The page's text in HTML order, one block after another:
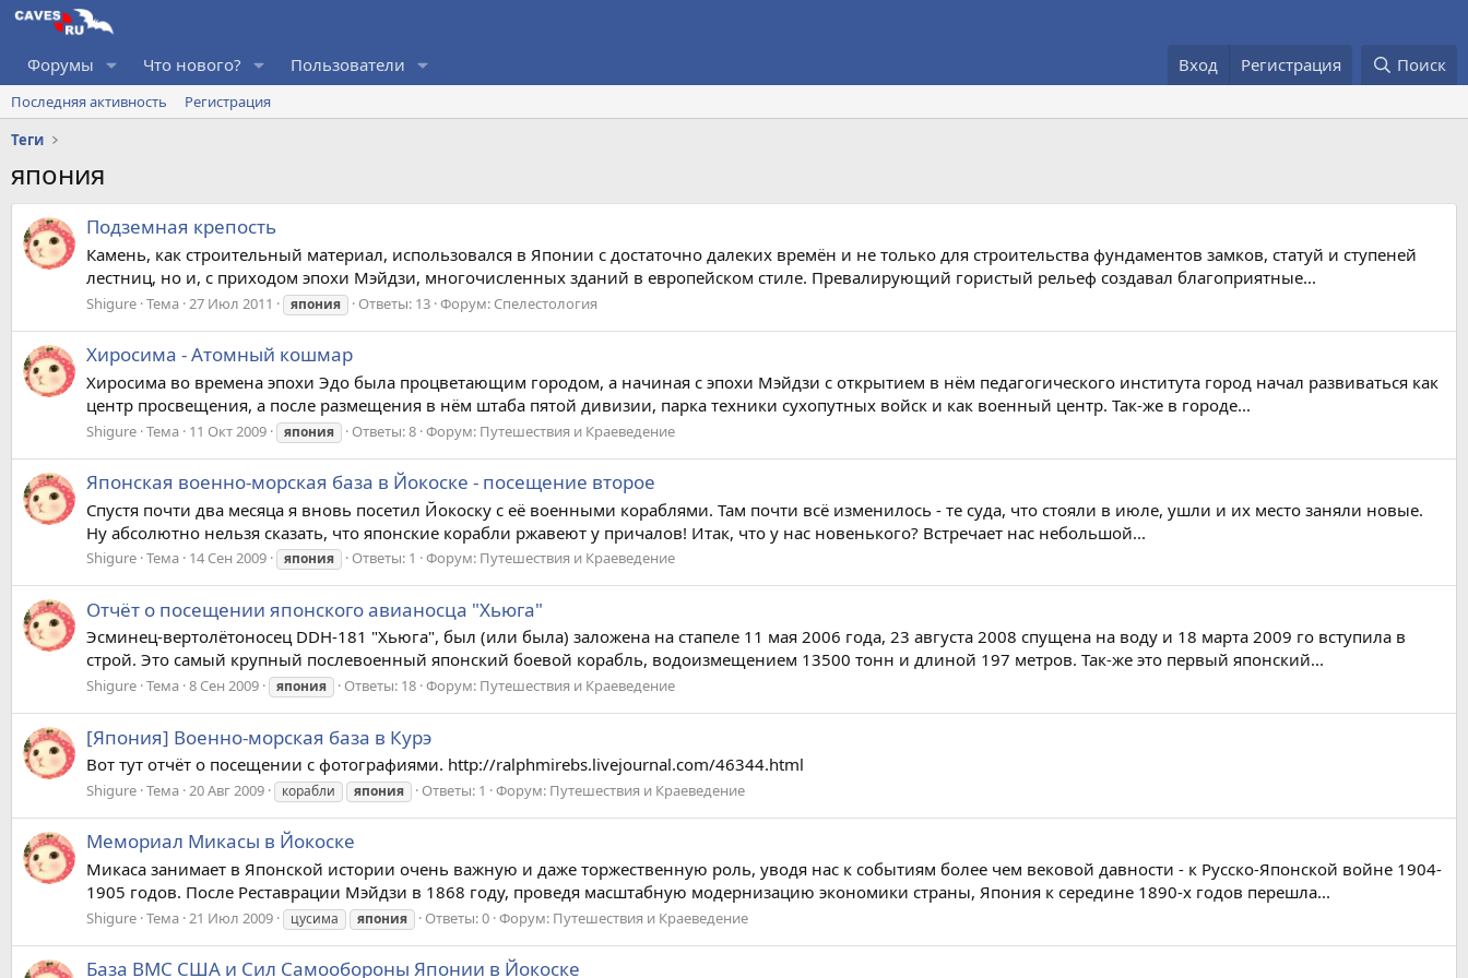
Форумы Что нового? Пользователи Вход Регистрация Поиск
Последняя активность
Регистрация
Теги
япония
Подземная крепость
Камень, как строительный материал, использовался в Японии с достаточно далеких времён и не только для строительства фундаментов замков, статуй и ступеней
лестниц, но и, с приходом эпохи Мэйдзи, многочисленных зданий в европейском стиле. Превалирующий гористый рельеф создавал благоприятные...
Shigure Тема 27 Июл 2011 япония Ответы: 13 Форум: Спелестология
Хиросима - Атомный кошмар
Хиросима во времена эпохи Эдо была процветающим городом, а начиная с эпохи Мэйдзи с открытием в нём педагогического института город начал развиваться как
центр просвещения, а после размещения в нём штаба пятой дивизии, парка техники сухопутных войск и как военный центр. Так-же в городе...
Shigure Тема 11 Окт 2009 япония Ответы: 8 Форум: Путешествия и Краеведение
Японская военно-морская база в Йокоске - посещение второе
Спустя почти два месяца я вновь посетил Йокоску с её военными кораблями. Там почти всё изменилось - те суда, что стояли в июле, ушли и их место заняли новые.
Ну абсолютно нельзя сказать, что японские корабли ржавеют у причалов! Итак, что у нас новенького? Встречает нас небольшой...
Shigure Тема 14 Сен 2009 япония Ответы: 1 Форум: Путешествия и Краеведение
Отчёт о посещении японского авианосца "Хьюга"
Эсминец-вертолётоносец DDH-181 "Хьюга", был (или была) заложена на стапеле 11 мая 2006 года, 23 августа 2008 спущена на воду и 18 марта 2009 го вступила в
строй. Это самый крупный послевоенный японский боевой корабль, водоизмещением 13500 тонн и длиной 197 метров. Так-же это первый японский...
Shigure Тема 8 Сен 2009 япония Ответы: 18 Форум: Путешествия и Краеведение
[Япония] Военно-морская база в Курэ
Вот тут отчёт о посещении с фотографиями. http://ralphmirebs.livejournal.com/46344.html
Shigure Тема 20 Авг 2009 корабли япония Ответы: 1 Форум: Путешествия и Краеведение
Мемориал Микасы в Йокоске
Микаса занимает в Японской истории очень важную и даже торжественную роль, уводя нас к событиям более чем вековой давности - к Русско-Японской войне 1904-
1905 годов. После Реставрации Мэйдзи в 1868 году, проведя масштабную модернизацию экономики страны, Япония к середине 1890-х годов перешла...
Shigure Тема 21 Июл 2009 цусима япония Ответы: 0 Форум: Путешествия и Краеведение
База ВМС США и Сил Самообороны Японии в Йокоске